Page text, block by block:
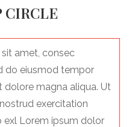
CIRCLE
amet, consec
do eiusmod tempor
dolore magna aliqua. Ut
exercitation
exl Lorem ipsum dolor